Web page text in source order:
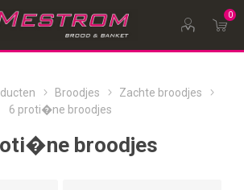
0
Broodjes
Zachte broodjes
6 proti�ne broodjes
broodjes